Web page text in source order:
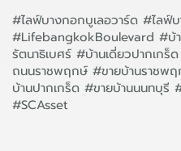
#ไลฟ์บางกอกบูเลอวาร์ด #ไลฟ์
#LifebangkokBoulevard #บ้
รัตนาธิเบศร์ #บ้านเดี่ยวปากเก
ถนนราชพฤกษ์ #ขายบ้านราชพ
บ้านปากเกร็ด #ขายบ้านนนทบุ
#SCAsset